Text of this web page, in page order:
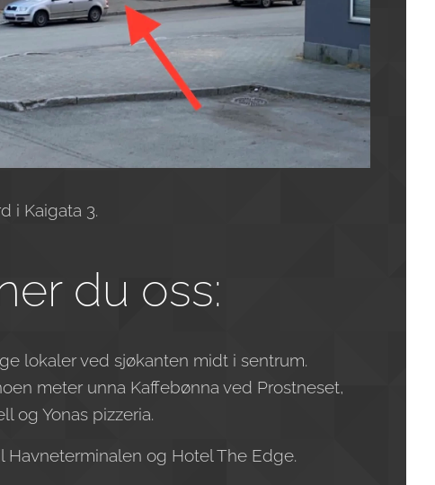
i Kaigata 3.
du oss:
lokaler ved sjøkanten midt i sentrum.
meter unna Kaffebønna ved Prostneset,
og Yonas pizzeria.
Havneterminalen og Hotel The Edge.